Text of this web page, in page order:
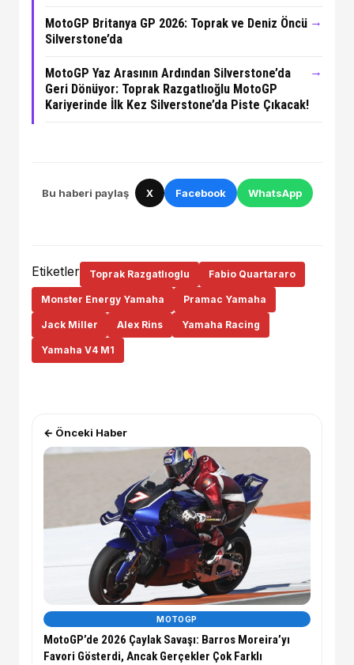
MotoGP Britanya GP 2026: Toprak ve Deniz Öncü
Silverstone’da
→
MotoGP Yaz Arasının Ardından Silverstone’da
Geri Dönüyor: Toprak Razgatlıoğlu MotoGP
Kariyerinde İlk Kez Silverstone’da Piste Çıkacak!
→
Bu haberi paylaş X Facebook WhatsApp
Etiketler Toprak Razgatlıoglu Fabio Quartararo
Monster Energy Yamaha Pramac Yamaha
Jack Miller Alex Rins Yamaha Racing
Yamaha V4 M1
← Önceki Haber
MOTOGP
MotoGP’de 2026 Çaylak Savaşı: Barros Moreira’yı
Favori Gösterdi, Ancak Gerçekler Çok Farklı